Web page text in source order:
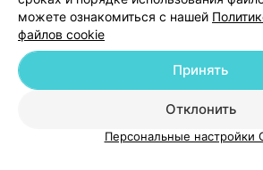
© 2026 ООО «Артокс Лаб», УНП 191700409|
г. Минск, улица Толбухина, 2, пом. 16 |
можете ознакомиться с нашей
файлов cookie
Отклонить
Принять
Персональные настройки